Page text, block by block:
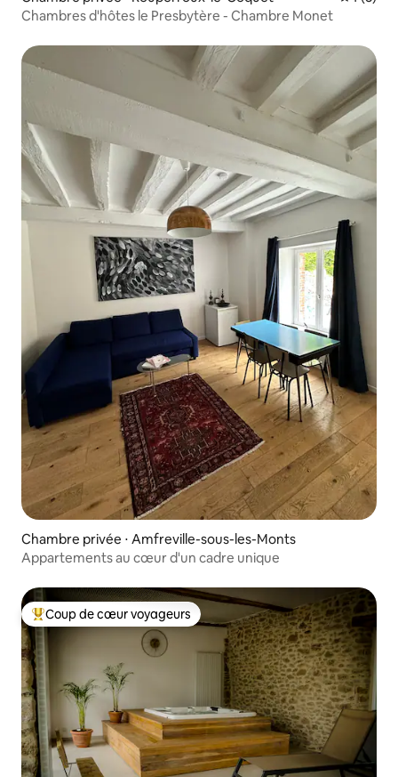
Chambres d'hôtes le Presbytère - Chambre Monet
Chambre privée ⋅ Amfreville-sous-les-Monts
Appartements au cœur d'un cadre unique
Coups de cœur voyageurs les plus appréciés
Coup de cœur voyageurs